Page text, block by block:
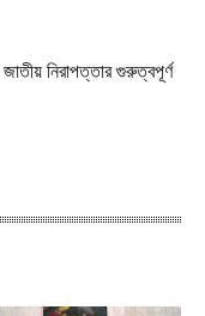
নিরাপত্তার গুরুত্বপূর্ণ